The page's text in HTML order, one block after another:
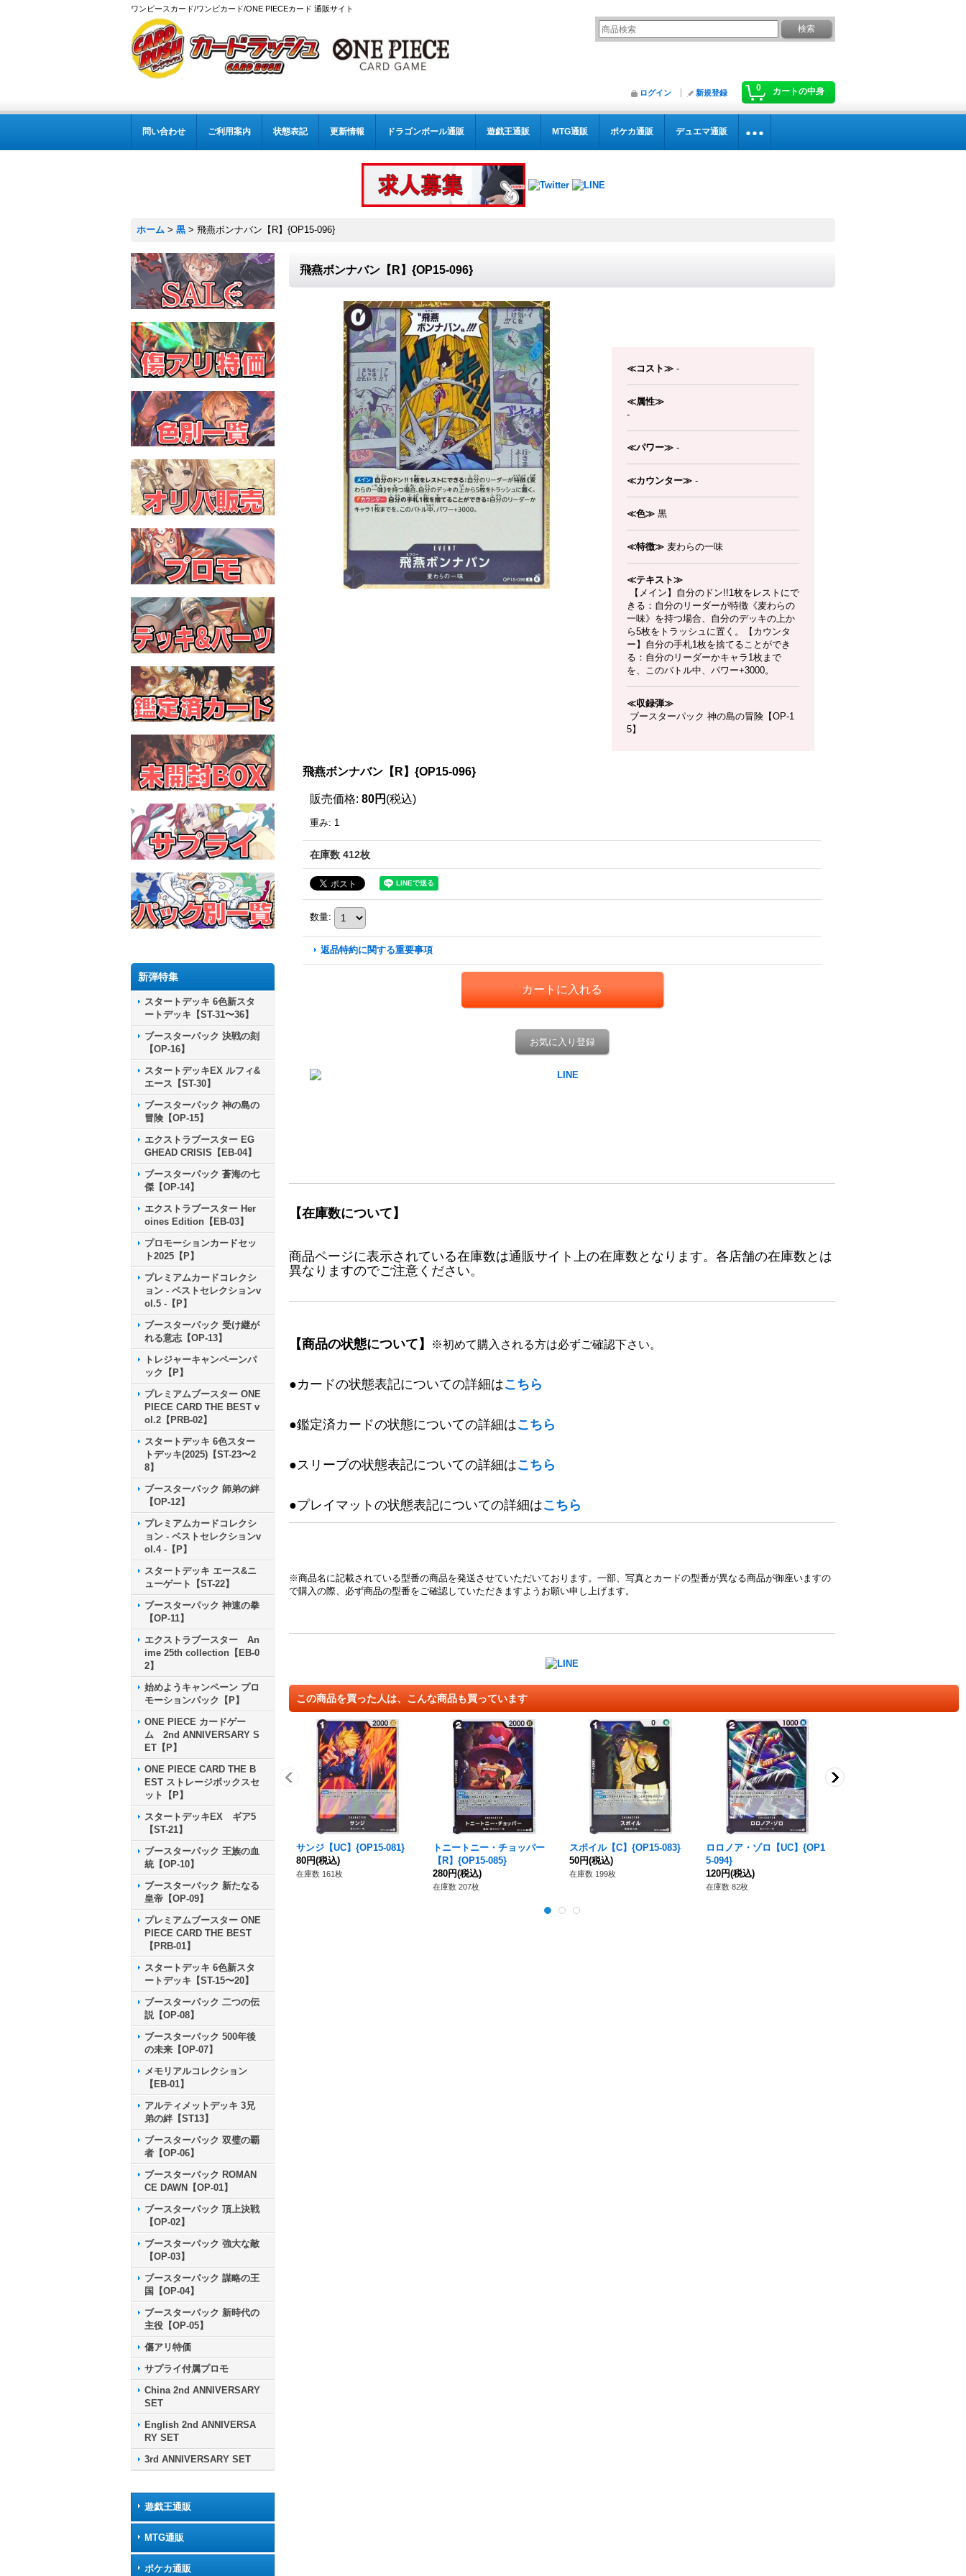
ワンピースカード/ワンピカード/ONE PIECEカード 通販サイト
0 カートの中身
ログイン 新規登録
問い合わせ ご利用案内 状態表記 更新情報 ドラゴンボール通販 遊戯王通販 MTG通販 ポケカ通販 デュエマ通販
ホーム > 黒 > 飛燕ボンナバン【R】{OP15-096}
新弾特集
スタートデッキ 6色新スタ
ートデッキ【ST-31〜36】
ブースターパック 決戦の刻
【OP-16】
スタートデッキEX ルフィ&
エース【ST-30】
ブースターパック 神の島の
冒険【OP-15】
エクストラブースター EG
GHEAD CRISIS【EB-04】
ブースターパック 蒼海の七
傑【OP-14】
エクストラブースター Her
oines Edition【EB-03】
プロモーションカードセッ
ト2025【P】
プレミアムカードコレクシ
ョン - ベストセレクションv
ol.5 -【P】
ブースターパック 受け継が
れる意志【OP-13】
トレジャーキャンペーンパ
ック【P】
プレミアムブースター ONE
PIECE CARD THE BEST v
ol.2【PRB-02】
スタートデッキ 6色スター
トデッキ(2025)【ST-23〜2
8】
ブースターパック 師弟の絆
【OP-12】
プレミアムカードコレクシ
ョン - ベストセレクションv
ol.4 -【P】
スタートデッキ エース&ニ
ューゲート【ST-22】
ブースターパック 神速の拳
【OP-11】
エクストラブースター An
ime 25th collection【EB-0
2】
始めようキャンペーン プロ
モーションパック【P】
ONE PIECE カードゲー
ム 2nd ANNIVERSARY S
ET【P】
ONE PIECE CARD THE B
EST ストレージボックスセ
ット【P】
スタートデッキEX ギア5
【ST-21】
ブースターパック 王族の血
統【OP-10】
ブースターパック 新たなる
皇帝【OP-09】
プレミアムブースター ONE
PIECE CARD THE BEST
【PRB-01】
スタートデッキ 6色新スタ
ートデッキ【ST-15〜20】
ブースターパック 二つの伝
説【OP-08】
ブースターパック 500年後
の未来【OP-07】
メモリアルコレクション
【EB-01】
アルティメットデッキ 3兄
弟の絆【ST13】
ブースターパック 双璧の覇
者【OP-06】
ブースターパック ROMAN
CE DAWN【OP-01】
ブースターパック 頂上決戦
【OP-02】
ブースターパック 強大な敵
【OP-03】
ブースターパック 謀略の王
国【OP-04】
ブースターパック 新時代の
主役【OP-05】
傷アリ特価
サプライ付属プロモ
China 2nd ANNIVERSARY
SET
English 2nd ANNIVERSA
RY SET
3rd ANNIVERSARY SET
遊戯王通販
MTG通販
ポケカ通販
飛燕ボンナバン【R】{OP15-096}
≪コスト≫ -
≪属性≫
-
≪パワー≫ -
≪カウンター≫ -
≪色≫ 黒
≪特徴≫ 麦わらの一味
≪テキスト≫
【メイン】自分のドン!!1枚をレストにで
きる：自分のリーダーが特徴《麦わらの
一味》を持つ場合、自分のデッキの上か
ら5枚をトラッシュに置く。【カウンタ
ー】自分の手札1枚を捨てることができ
る：自分のリーダーかキャラ1枚まで
を、このバトル中、パワー+3000。
≪収録弾≫
ブースターパック 神の島の冒険【OP-1
5】
飛燕ボンナバン【R】{OP15-096}
販売価格: 80円 (税込)
重み: 1
在庫数 412枚
数量:
返品特約に関する重要事項
お気に入り登録
【在庫数について】
商品ページに表示されている在庫数は通販サイト上の在庫数となります。各店舗の在庫数とは
異なりますのでご注意ください。
【商品の状態について】 ※初めて購入される方は必ずご確認下さい。
●カードの状態表記についての詳細はこちら
●鑑定済カードの状態についての詳細はこちら
●スリーブの状態表記についての詳細はこちら
●プレイマットの状態表記についての詳細はこちら
※商品名に記載されている型番の商品を発送させていただいております。一部、写真とカードの型番が異なる商品が御座いますの
で購入の際、必ず商品の型番をご確認していただきますようお願い申し上げます。
この商品を買った人は、こんな商品も買っています
サンジ【UC】{OP15-081}
80円(税込)
在庫数 161枚
トニートニー・チョッパー
【R】{OP15-085}
280円(税込)
在庫数 207枚
スポイル【C】{OP15-083}
50円(税込)
在庫数 199枚
ロロノア・ゾロ【UC】{OP1
5-094}
120円(税込)
在庫数 82枚